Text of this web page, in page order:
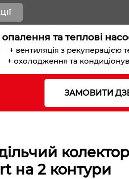
та теплові
+ вентиляція з рекуперацією
+ охолодження та
ЗАМОВИТИ
на 2 контури